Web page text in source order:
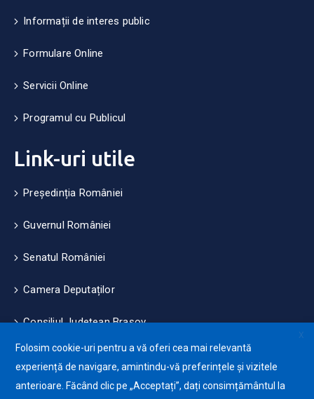
Informații de interes public
Formulare Online
Servicii Online
Programul cu Publicul
Link-uri utile
Președinția României
Guvernul României
Senatul României
Camera Deputaților
Consiliul Județean Brașov
Măsuri de mediu și climă
Protecția datelor cu caracter personale (GDPR)
X
Folosim cookie-uri pentru a vă oferi cea mai relevantă
experiență de navigare, amintindu-vă preferințele și vizitele
anterioare. Făcând clic pe „Acceptați”, dați consimțământul la